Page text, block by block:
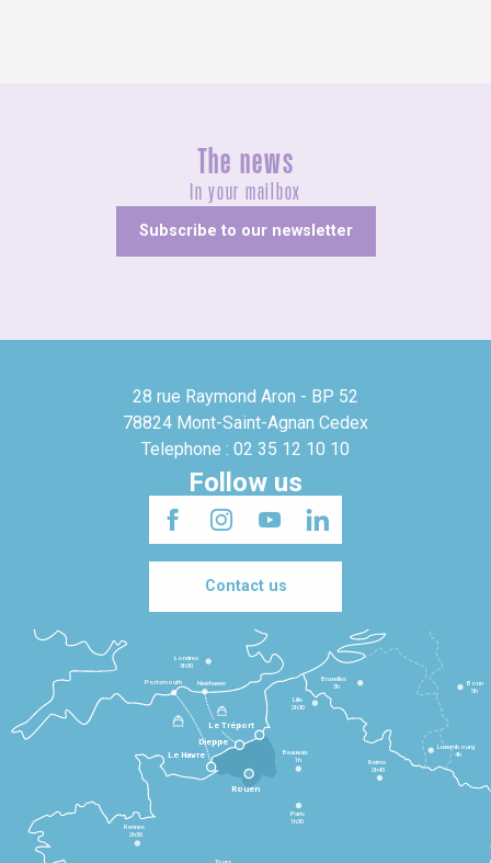
The news
In your mailbox
Subscribe to our newsletter
28 rue Raymond Aron - BP 52
78824 Mont-Saint-Agnan Cedex
Telephone : 02 35 12 10 10
Follow us
Contact us
Le Havre
Dieppe
Le Tréport
Rennes
2h30
Tours
Paris
1h30
Beauvais
1h
Reims
2h45
Lille
2h30
Bruxelles
3h
Londres
3h30
Newhaven
Portsmouth
Bonn
5h
Luxembourg
4h
Rouen